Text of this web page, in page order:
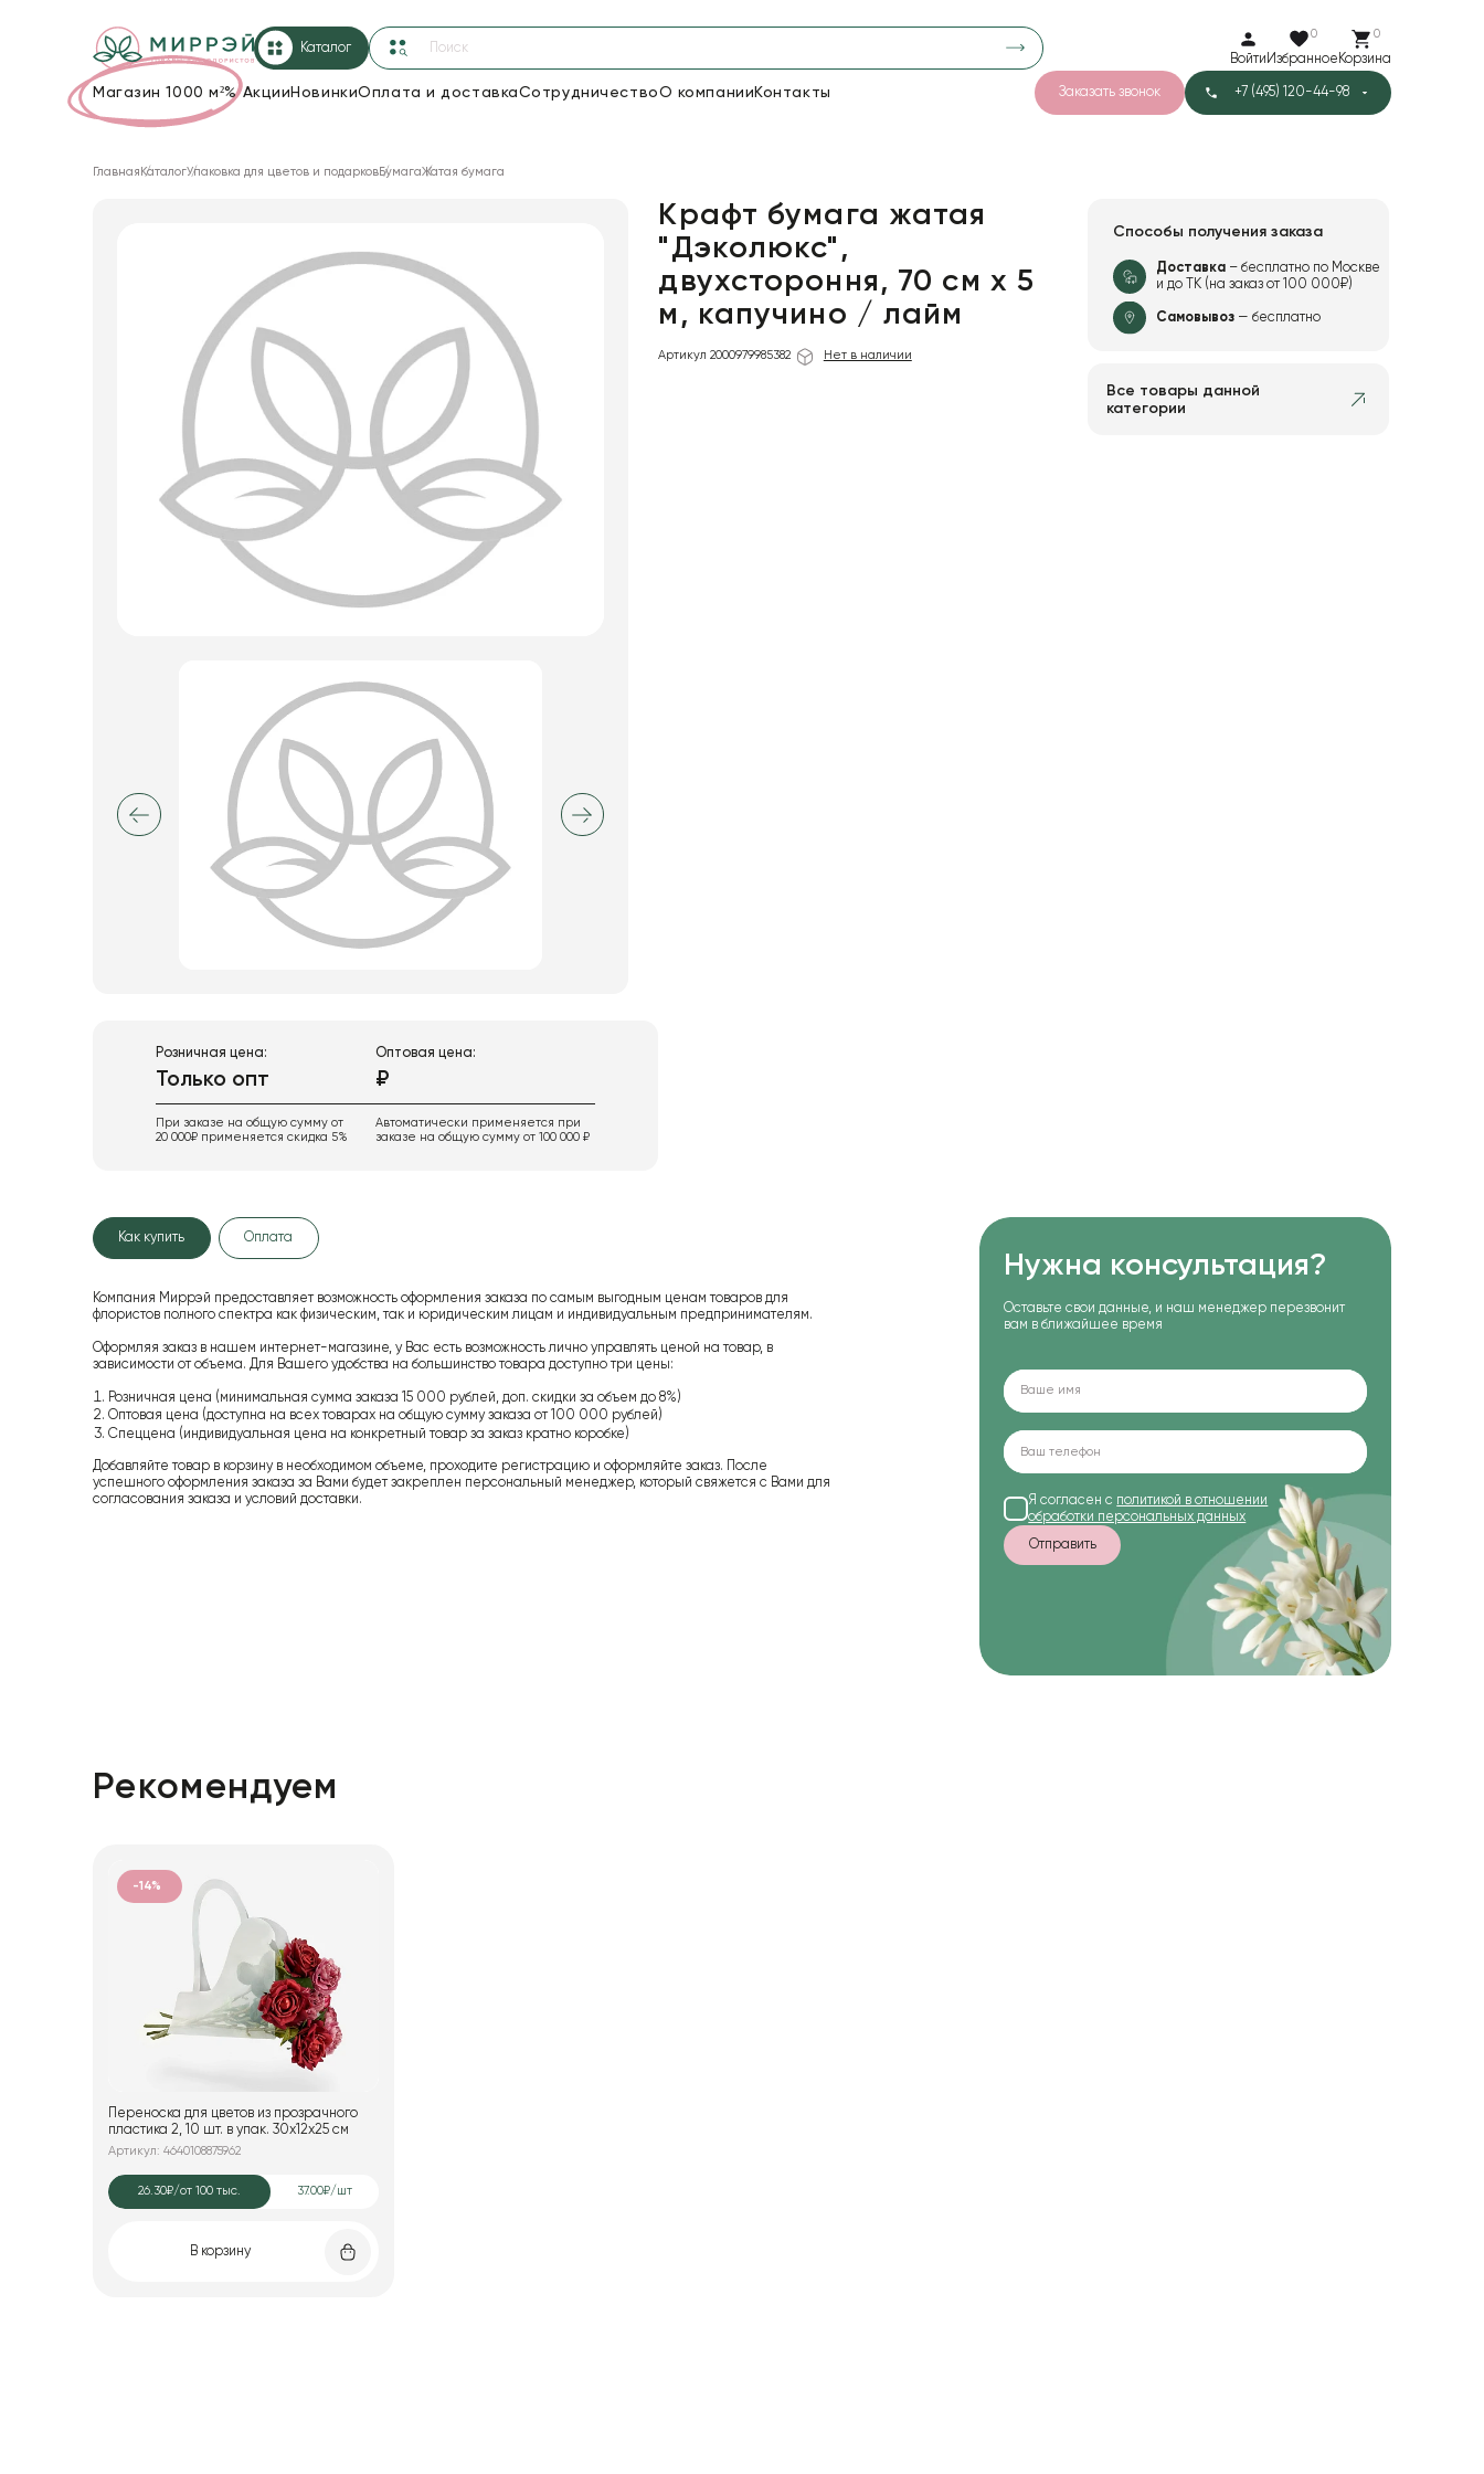
Каталог
Войти
0
Избранное
0
Корзина
Магазин 1000 м²%Акции НовинкиОплата и доставкаСотрудничествоО компании Контакты Заказать звонок +7 (495) 120-44-98
Пленка
18
Сетка Бархат1
Декор для дома
Товары для флористов
Пакеты для цветов и подарков
Искусственные цветы и растения
Декоративные вазы, кашпо
Главная КаталогУпаковка для цветов и подарковБумагаЖатая бумага
Крафт бумага жатая
"Дэколюкс",
двухстороння, 70 см х 5
м, капучино / лайм
Артикул 2000979985382 Нет в наличии
Розничная цена:
Только опт
При заказе на общую сумму от
20 000₽ применяется скидка 5%
Оптовая цена:
₽
Автоматически применяется при
заказе на общую сумму от 100 000 ₽
Способы получения заказа
Доставка– бесплатно по Москве
и до ТК (на заказ от 100 000₽)
Самовывоз— бесплатно
Все товары данной
категории
Как купить Оплата
Компания Миррэй предоставляет возможность оформления заказа по самым выгодным ценам товаров для
флористов полного спектра как физическим, так и юридическим лицам и индивидуальным предпринимателям.
Оформляя заказ в нашем интернет-магазине, у Вас есть возможность лично управлять ценой на товар, в
зависимости от объема. Для Вашего удобства на большинство товара доступно три цены:
Розничная цена (минимальная сумма заказа 15 000 рублей, доп. скидки за объем до 8%)
Оптовая цена (доступна на всех товарах на общую сумму заказа от 100 000 рублей)
Спеццена (индивидуальная цена на конкретный товар за заказ кратно коробке)
Добавляйте товар в корзину в необходимом объеме, проходите регистрацию и оформляйте заказ. После
успешного оформления заказа за Вами будет закреплен персональный менеджер, который свяжется с Вами для
согласования заказа и условий доставки.
Нужна консультация?
Оставьте свои данные, и наш менеджер перезвонит
вам в ближайшее время
Я согласен с политикой в отношении
обработки персональных данных
Отправить
Рекомендуем
-14%
Переноска для цветов из прозрачного
пластика 2, 10 шт. в упак. 30x12x25 см
Артикул: 4640108875962
26.30₽/от 100 тыс. 37.00₽/шт
В корзину